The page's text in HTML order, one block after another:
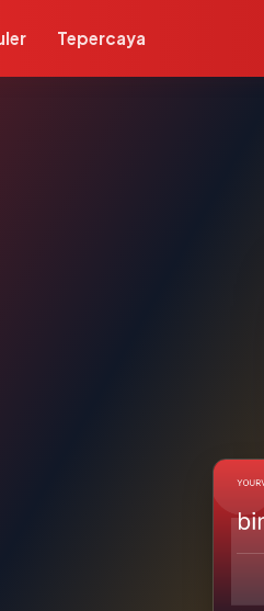
Tepercaya